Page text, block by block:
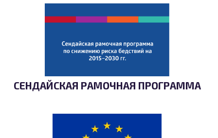
СЕНДАЙСКАЯ РАМОЧНАЯ ПРОГРАММА